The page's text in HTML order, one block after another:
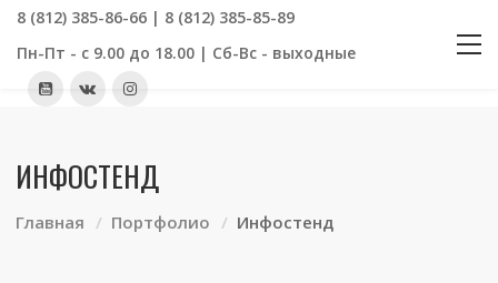
8 (812) 385-86-66 | 8 (812) 385-85-89
Пн-Пт - с 9.00 до 18.00 | Сб-Вс - выходные
ИНФОСТЕНД
Главная Портфолио Инфостенд